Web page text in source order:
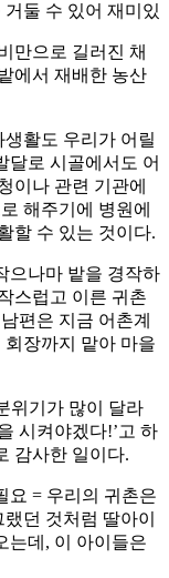
둘 수 있어 재미있
만으로 길러진 채
에서 재배한 농산
활도 우리가 어릴
달로 시골에서도 어
이나 관련 기관에
해주기에 병원에
할 수 있는 것이다.
으나마 밭을 경작하
스럽고 이른 귀촌
편은 지금 어촌계
장까지 맡아 마을
위기가 많이 달라
시켜야겠다!’고 하
감사한 일이다.
= 우리의 귀촌은
던 것처럼 딸아이
는데, 이 아이들은